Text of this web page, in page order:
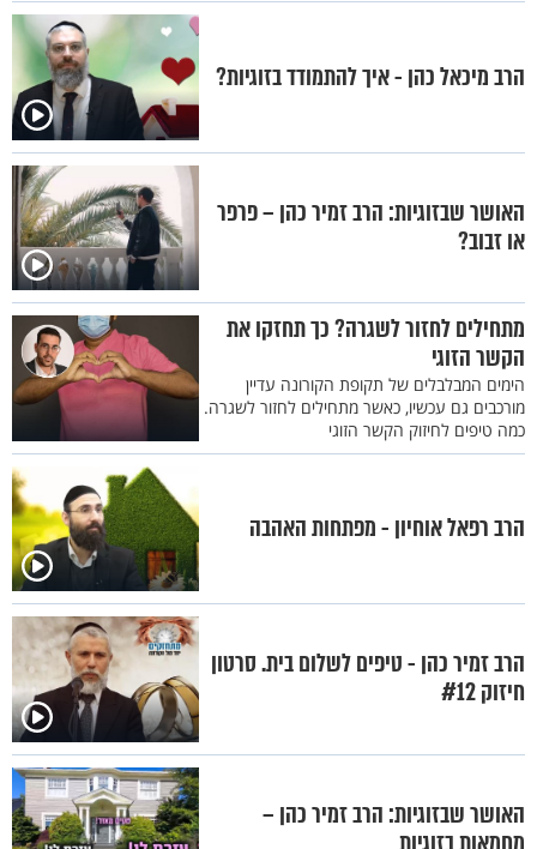
הרב מיכאל כהן - איך להתמודד בזוגיות?
האושר שבזוגיות: הרב זמיר כהן – פרפר
או זבוב?
מתחילים לחזור לשגרה? כך תחזקו את
הקשר הזוגי
הימים המבלבלים של תקופת הקורונה עדיין
מורכבים גם עכשיו, כאשר מתחילים לחזור לשגרה.
כמה טיפים לחיזוק הקשר הזוגי
הרב רפאל אוחיון - מפתחות האהבה
הרב זמיר כהן - טיפים לשלום בית. סרטון
חיזוק #12
האושר שבזוגיות: הרב זמיר כהן –